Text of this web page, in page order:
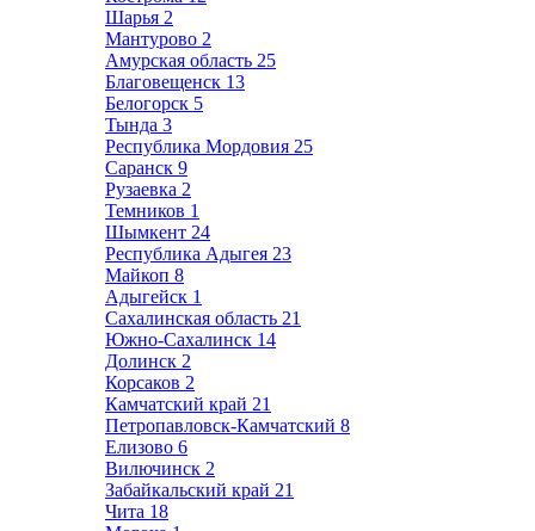
Шарья 2
Мантурово 2
Амурская область 25
Благовещенск 13
Белогорск 5
Тында 3
Республика Мордовия 25
Саранск 9
Рузаевка 2
Темников 1
Шымкент 24
Республика Адыгея 23
Майкоп 8
Адыгейск 1
Сахалинская область 21
Южно-Сахалинск 14
Долинск 2
Корсаков 2
Камчатский край 21
Петропавловск-Камчатский 8
Елизово 6
Вилючинск 2
Забайкальский край 21
Чита 18